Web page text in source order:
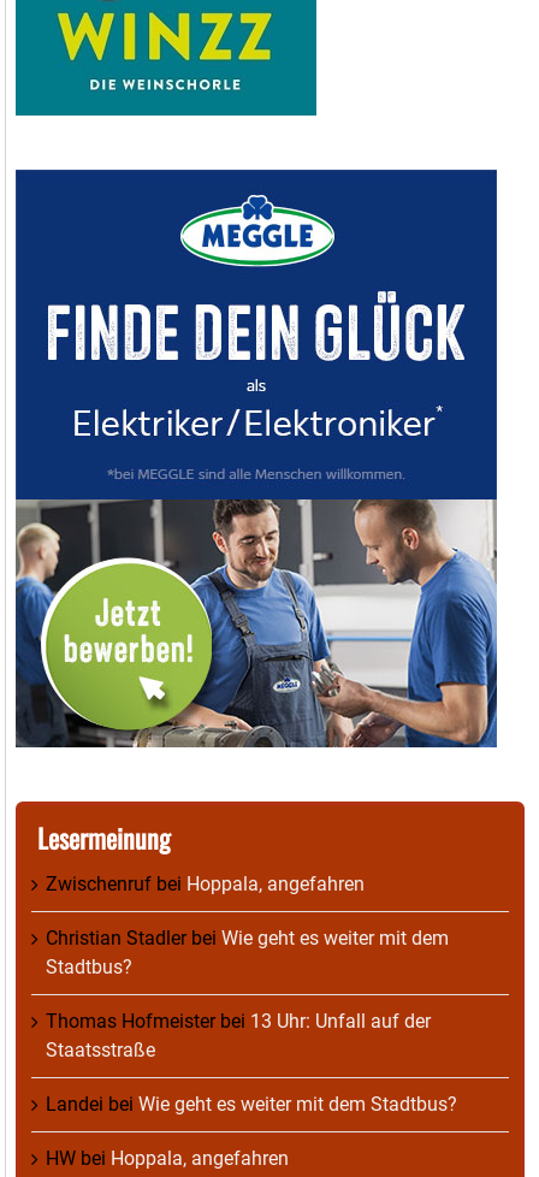
Lesermeinung
Zwischenruf bei Hoppala, angefahren
Christian Stadlerbei Wie geht es weiter mit dem
Stadtbus?
Thomas Hofmeisterbei 13 Uhr: Unfall auf der
Staatsstraße
Landei bei Wie geht es weiter mit dem Stadtbus?
HW bei Hoppala, angefahren